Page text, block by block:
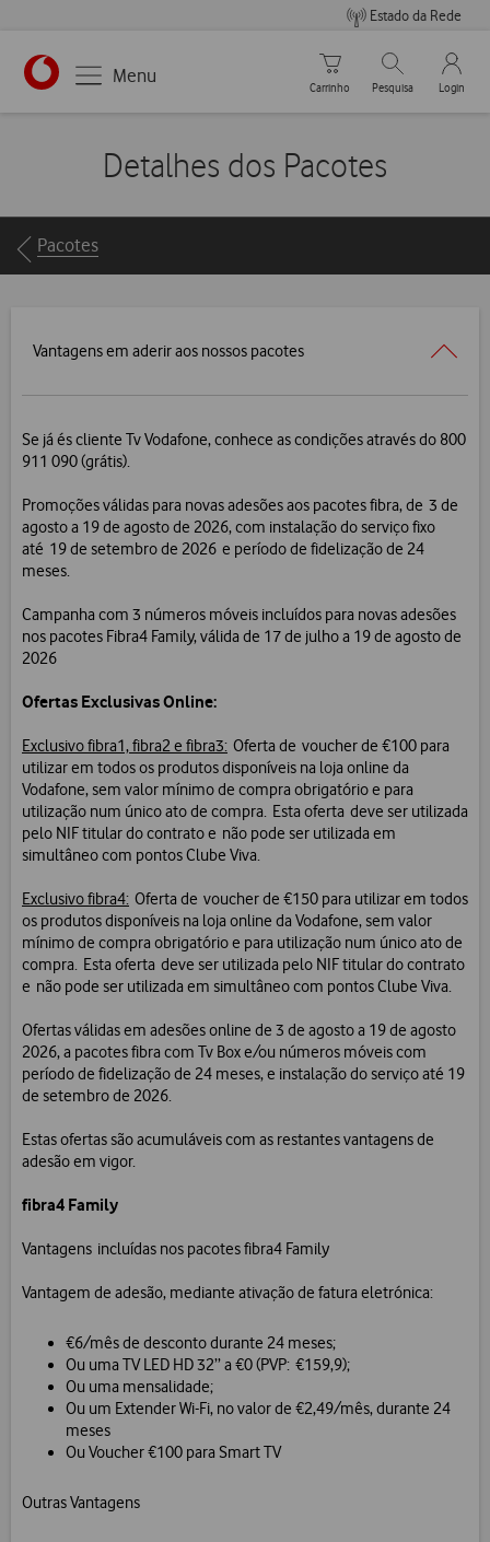
Estado da Rede
https://www.vodafone.pt
Menu
Carrinho de compras
Carrinho
Pesquisar
Pesquisa
My
Login
Detalhes dos Pacotes
Breadcrumbs
Pacotes
Vantagens em aderir aos nossos pacotes
Se já és cliente Tv Vodafone, conhece as condições através do 800
911 090 (grátis).
Promoções válidas para novas adesões aos pacotes fibra, de 3 de
agosto a 19 de agosto de 2026, com instalação do serviço fixo
até 19 de setembro de 2026 e período de fidelização de 24
meses.
Campanha com 3 números móveis incluídos para novas adesões
nos pacotes Fibra4 Family, válida de 17 de julho a 19 de agosto de
2026
Ofertas Exclusivas Online:
Exclusivo fibra1, fibra2 e fibra3: Oferta de voucher de €100 para
utilizar em todos os produtos disponíveis na loja online da
Vodafone, sem valor mínimo de compra obrigatório e para
utilização num único ato de compra. Esta oferta deve ser utilizada
pelo NIF titular do contrato e não pode ser utilizada em
simultâneo com pontos Clube Viva.
Exclusivo fibra4: Oferta de voucher de €150 para utilizar em todos
os produtos disponíveis na loja online da Vodafone, sem valor
mínimo de compra obrigatório e para utilização num único ato de
compra. Esta oferta deve ser utilizada pelo NIF titular do contrato
e não pode ser utilizada em simultâneo com pontos Clube Viva.
Ofertas válidas em adesões online de 3 de agosto a 19 de agosto
2026, a pacotes fibra com Tv Box e/ou números móveis com
período de fidelização de 24 meses, e instalação do serviço até 19
de setembro de 2026.
Estas ofertas são acumuláveis com as restantes vantagens de
adesão em vigor.
fibra4 Family
Vantagens incluídas nos pacotes fibra4 Family
Vantagem de adesão, mediante ativação de fatura eletrónica:
€6/mês de desconto durante 24 meses;
Ou uma TV LED HD 32’’ a €0 (PVP: €159,9);
Ou uma mensalidade;
Ou um Extender Wi-Fi, no valor de €2,49/mês, durante 24
meses
Ou Voucher €100 para Smart TV
Outras Vantagens